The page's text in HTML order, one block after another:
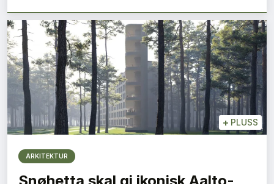
+ PLUSS
ARKITEKTUR